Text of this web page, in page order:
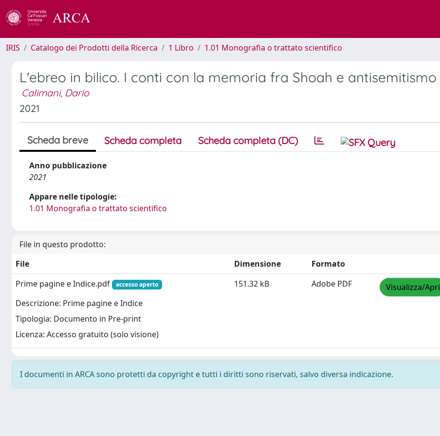
IRIS Catalogo dei Prodotti della Ricerca 1 Libro 1.01 Monografia o trattato scientifico
L'ebreo in bilico. I conti con la memoria fra Shoah e antisemitismo
Calimani, Dario
2021
Scheda breve Scheda completa Scheda completa (DC)
Anno pubblicazione
2021
Appare nelle tipologie:
1.01 Monografia o trattato scientifico
File in questo prodotto:
File
Dimensione
Formato
Prime pagine e Indice.pdf
accesso aperto
Descrizione: Prime pagine e Indice
Tipologia: Documento in Pre-print
Licenza: Accesso gratuito (solo visione)
151.32 kB Adobe PDF Visualizza/Apri
I documenti in ARCA sono protetti da copyright e tutti i diritti sono riservati, salvo diversa indicazione.